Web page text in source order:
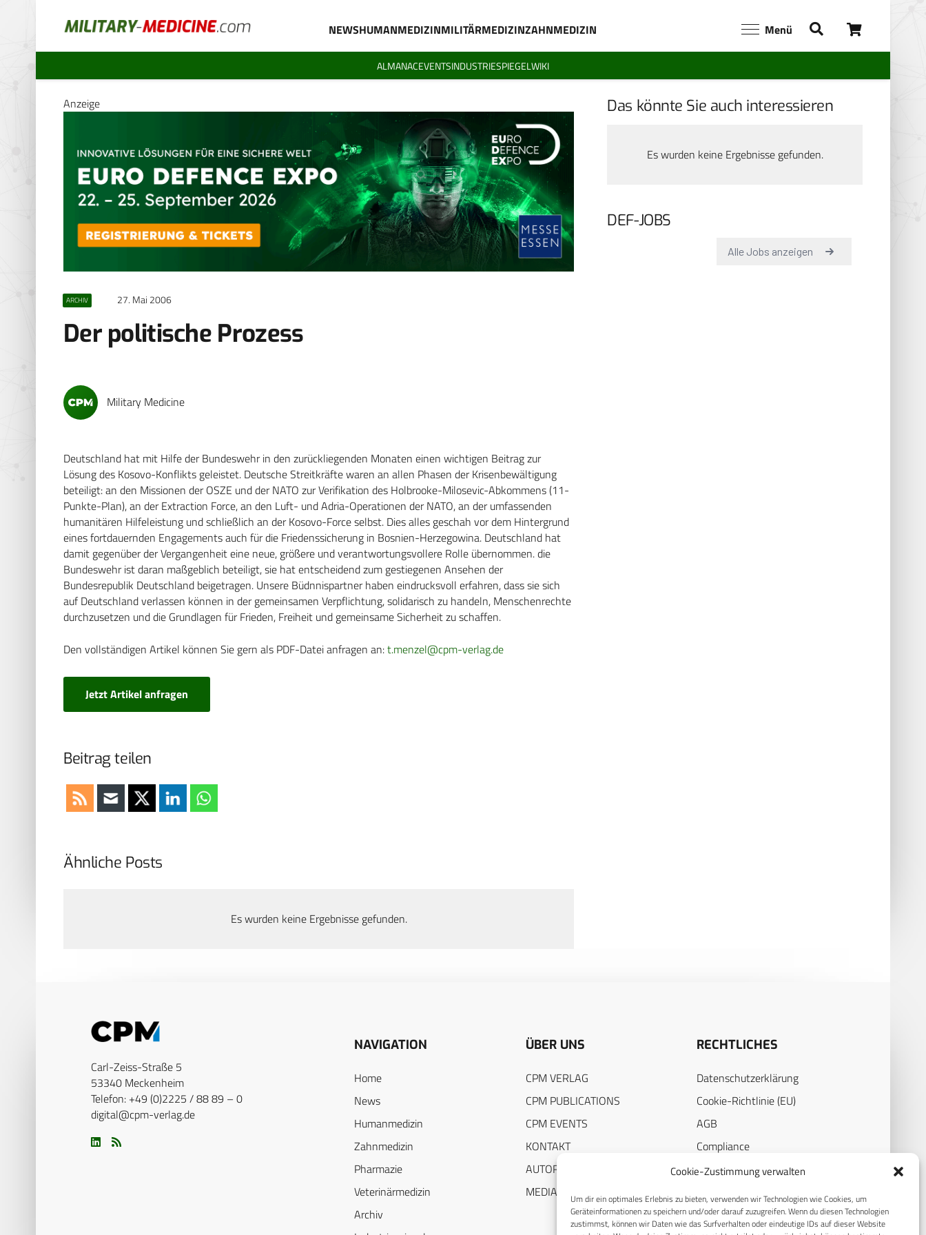
Cookie-Zustimmung verwalten
Um dir ein optimales Erlebnis zu bieten, verwenden wir Technologien wie Cookies, um
Geräteinformationen zu speichern und/oder darauf zuzugreifen. Wenn du diesen Technologien
zustimmst, können wir Daten wie das Surfverhalten oder eindeutige IDs auf dieser Website
NEWSHUMANMEDIZINMILITÄRMEDIZINZAHNMEDIZIN Menü
ALMANACEVENTSINDUSTRIESPIEGELWIKI
Anzeige
ARCHIV 27. Mai 2006
Der politische Prozess
Military Medicine
Deutschland hat mit Hilfe der Bundeswehr in den zurückliegenden Monaten einen wichtigen Beitrag zur
Lösung des Kosovo-Konflikts geleistet. Deutsche Streitkräfte waren an allen Phasen der Krisenbewältigung
beteiligt: an den Missionen der OSZE und der NATO zur Verifikation des Holbrooke-Milosevic-Abkommens (11-
Punkte-Plan), an der Extraction Force, an den Luft- und Adria-Operationen der NATO, an der umfassenden
humanitären Hilfeleistung und schließlich an der Kosovo-Force selbst. Dies alles geschah vor dem Hintergrund
eines fortdauernden Engagements auch für die Friedenssicherung in Bosnien-Herzegowina. Deutschland hat
damit gegenüber der Vergangenheit eine neue, größere und verantwortungsvollere Rolle übernommen. die
Bundeswehr ist daran maßgeblich beteiligt, sie hat entscheidend zum gestiegenen Ansehen der
Bundesrepublik Deutschland beigetragen. Unsere Büdnnispartner haben eindrucksvoll erfahren, dass sie sich
auf Deutschland verlassen können in der gemeinsamen Verpflichtung, solidarisch zu handeln, Menschenrechte
durchzusetzen und die Grundlagen für Frieden, Freiheit und gemeinsame Sicherheit zu schaffen.
Den vollständigen Artikel können Sie gern als PDF-Datei anfragen an:t.menzel@cpm-verlag.de
Jetzt Artikel anfragen
Beitrag teilen
Das könnte Sie auch interessieren
Es wurden keine Ergebnisse gefunden.
DEF-JOBS
Ähnliche Posts
Es wurden keine Ergebnisse gefunden.
Carl-Zeiss-Straße 5
53340 Meckenheim
Telefon: +49 (0)2225 / 88 89 – 0
digital@cpm-verlag.de
NAVIGATION
Home
News
Humanmedizin
Zahnmedizin
Pharmazie
Veterinärmedizin
Archiv
ÜBER UNS
CPM VERLAG
CPM PUBLICATIONS
CPM EVENTS
KONTAKT
AUTORENHINWEISE
MEDIADATEN
RECHTLICHES
Datenschutzerklärung
Cookie-Richtlinie (EU)
AGB
Compliance
Impressum